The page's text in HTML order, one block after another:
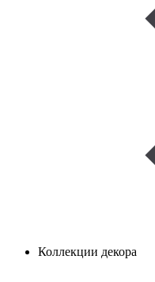
Коллекции декора